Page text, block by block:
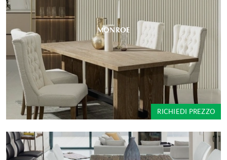
MONROE
RICHIEDI PREZZO